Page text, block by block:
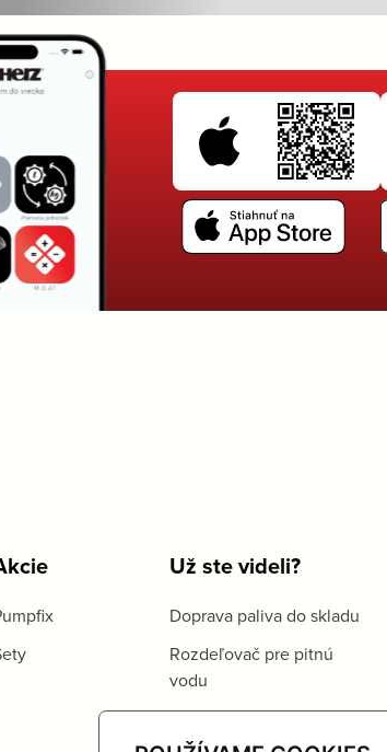
Už ste videli?
Doprava paliva do skladu
Rozdeľovač pre pitnú
vodu